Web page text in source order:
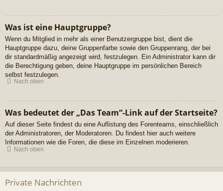
Was ist eine Hauptgruppe?
Wenn du Mitglied in mehr als einer Benutzergruppe bist, dient die
Hauptgruppe dazu, deine Gruppenfarbe sowie den Gruppenrang, der bei
dir standardmäßig angezeigt wird, festzulegen. Ein Administrator kann dir
die Berechtigung geben, deine Hauptgruppe im persönlichen Bereich
selbst festzulegen.
Nach oben
Was bedeutet der „Das Team“-Link auf der Startseite?
Auf dieser Seite findest du eine Auflistung des Forenteams, einschließlich
der Administratoren, der Moderatoren. Du findest hier auch weitere
Informationen wie die Foren, die diese im Einzelnen moderieren.
Nach oben
Private Nachrichten